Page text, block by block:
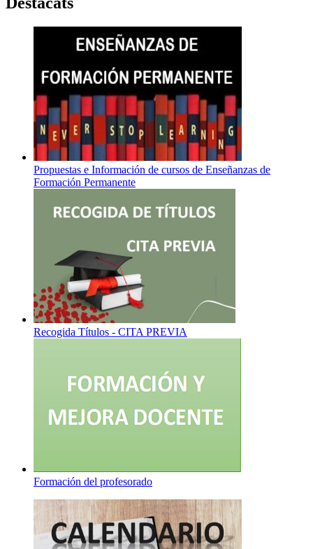
Propuestas e Información de cursos de Enseñanzas de
Formación Permanente
Recogida Títulos - CITA PREVIA
Formación del profesorado